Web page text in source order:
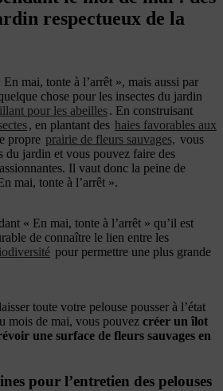
respectueux de la
mai, tonte à l’arrêt », mais aussi par
chose pour les insectes du jardin
pour les abeilles. En construisant
, en plantant des haies favorables aux
propre prairie de fleurs sauvages, vous
du jardin et vous pouvez faire des
Il vaut donc la peine de
mai, tonte à l’arrêt ».
« En mai, tonte à l’arrêt » qu’il est
de connaître le lien entre les
pour permettre une plus grande
toute votre pelouse pousser à l’état
mois de mai, vous pouvez créer un îlot
une surface de fleurs sauvages en
pour l’entretien des pelouses